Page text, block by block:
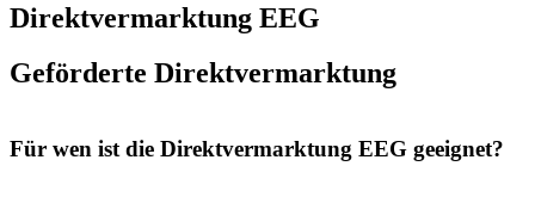
Direktvermarktung EEG
Geförderte Direkt­ver­mark­tung
Für wen ist die Direktvermarktung EEG geeignet?